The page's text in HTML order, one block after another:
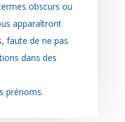
obscurs ou
apparaîtront
faute de ne pas
dans des
prénoms.